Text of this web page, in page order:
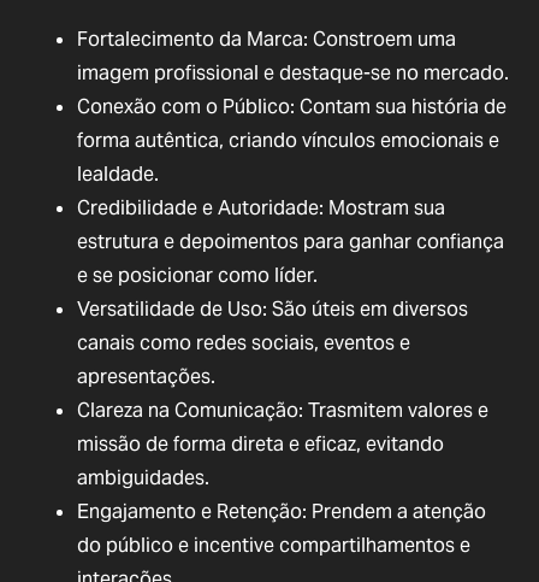
Fortalecimento da Marca: Constroem uma
imagem profissional e destaque-se no mercado.
Conexão com o Público: Contam sua história de
forma autêntica, criando vínculos emocionais e
lealdade.
Credibilidade e Autoridade: Mostram sua
estrutura e depoimentos para ganhar confiança
e se posicionar como líder.
Versatilidade de Uso: São úteis em diversos
canais como redes sociais, eventos e
apresentações.
Clareza na Comunicação: Trasmitem valores e
missão de forma direta e eficaz, evitando
ambiguidades.
Engajamento e Retenção: Prendem a atenção
do público e incentive compartilhamentos e